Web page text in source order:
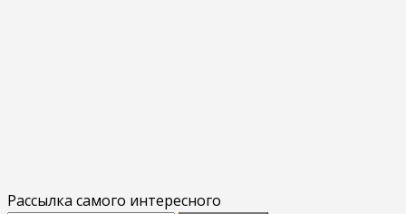
Рассылка самого интересного